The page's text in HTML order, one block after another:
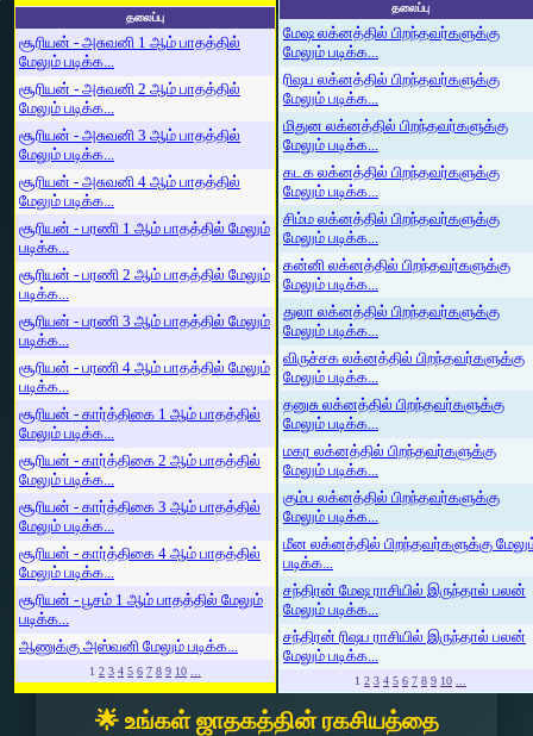
தலைப்பு
சூரியன் - அசுவனி 1 ஆம் பாதத்தில்
மேலும் படிக்க...
சூரியன் - அசுவனி 2 ஆம் பாதத்தில்
மேலும் படிக்க...
சூரியன் - அசுவனி 3 ஆம் பாதத்தில்
மேலும் படிக்க...
சூரியன் - அசுவனி 4 ஆம் பாதத்தில்
மேலும் படிக்க...
சூரியன் - பரணி 1 ஆம் பாதத்தில் மேலும்
படிக்க...
சூரியன் - பரணி 2 ஆம் பாதத்தில் மேலும்
படிக்க...
சூரியன் - பரணி 3 ஆம் பாதத்தில் மேலும்
படிக்க...
சூரியன் - பரணி 4 ஆம் பாதத்தில் மேலும்
படிக்க...
சூரியன் - கார்த்திகை 1 ஆம் பாதத்தில்
மேலும் படிக்க...
சூரியன் - கார்த்திகை 2 ஆம் பாதத்தில்
மேலும் படிக்க...
சூரியன் - கார்த்திகை 3 ஆம் பாதத்தில்
மேலும் படிக்க...
சூரியன் - கார்த்திகை 4 ஆம் பாதத்தில்
மேலும் படிக்க...
சூரியன் - பூசம் 1 ஆம் பாதத்தில் மேலும்
படிக்க...
ஆணுக்கு அஸ்வனி மேலும் படிக்க...
1 2 3 4 5 6 7 8 9 10 ...
தலைப்பு
மேஷ லக்னத்தில் பிறந்தவர்களுக்கு
மேலும் படிக்க...
ரிஷப லக்னத்தில் பிறந்தவர்களுக்கு
மேலும் படிக்க...
மிதுன லக்னத்தில் பிறந்தவர்களுக்கு
மேலும் படிக்க...
கடக லக்னத்தில் பிறந்தவர்களுக்கு
மேலும் படிக்க...
சிம்ம லக்னத்தில் பிறந்தவர்களுக்கு
மேலும் படிக்க...
கன்னி லக்னத்தில் பிறந்தவர்களுக்கு
மேலும் படிக்க...
துலா லக்னத்தில் பிறந்தவர்களுக்கு
மேலும் படிக்க...
விருச்சக லக்னத்தில் பிறந்தவர்களுக்கு
மேலும் படிக்க...
தனுசு லக்னத்தில் பிறந்தவர்களுக்கு
மேலும் படிக்க...
மகர லக்னத்தில் பிறந்தவர்களுக்கு
மேலும் படிக்க...
கும்ப லக்னத்தில் பிறந்தவர்களுக்கு
மேலும் படிக்க...
மீன லக்னத்தில் பிறந்தவர்களுக்கு
படிக்க...
சந்திரன் மேஷ ராசியில் இருந்தால் பலன்
மேலும் படிக்க...
சந்திரன் ரிஷப ராசியில் இருந்தால் பலன்
மேலும் படிக்க...
1 2 3 4 5 6 7 8 9 10 ...
🌟 உங்கள் ஜாதகத்தின் ரகசியத்தை